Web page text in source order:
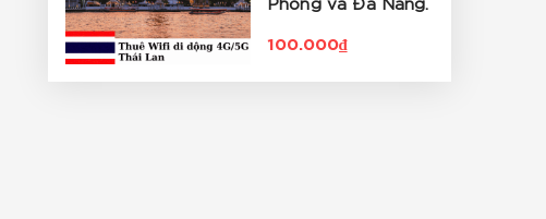
Phòng và Đà Nẵng.
100.000₫